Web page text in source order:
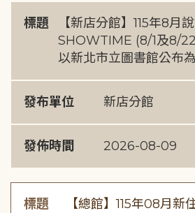
標題
【新店分館】115年8月
SHOWTIME (8/1及8/
以新北市立圖書館公布
發布單位 新店分館
發佈時間 2026-08-09
標題
【總館】115年08月新